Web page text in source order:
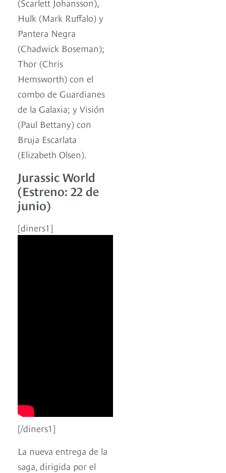
Hulk (Mark Ruffalo) y
Pantera Negra
(Chadwick Boseman);
Thor (Chris
Hemsworth) con el
combo de Guardianes
de la Galaxia; y Visión
(Paul Bettany) con
Bruja Escarlata
(Elizabeth Olsen).
Jurassic World
(Estreno: 22 de
junio)
[diners1]
[/diners1]
La nueva entrega de la
saga, dirigida por el